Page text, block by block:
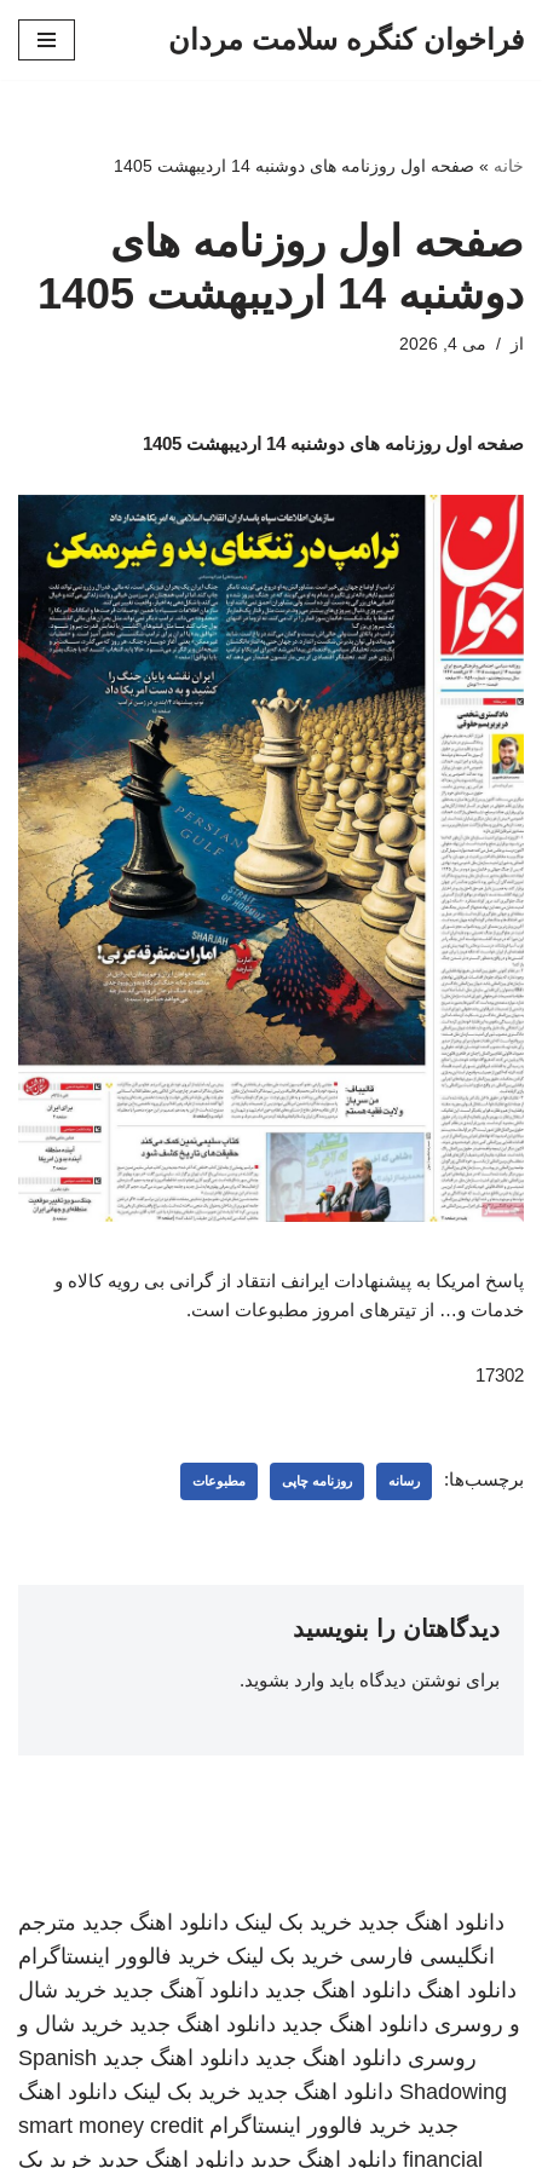
فراخوان کنگره سلامت مردان
خانه » صفحه اول روزنامه های دوشنبه 14 اردیبهشت 1405
صفحه اول روزنامه های
دوشنبه 14 اردیبهشت 1405
از می 4, 2026
صفحه اول روزنامه های دوشنبه 14 اردیبهشت 1405
پاسخ امریکا به پیشنهادات ایرانف انتقاد از گرانی بی رویه کالاه و
خدمات و… از تیترهای امروز مطبوعات است.
17302
برچسب‌ها: رسانه روزنامه چاپی مطبوعات
دیدگاهتان را بنویسید
برای نوشتن دیدگاه باید وارد بشوید.
دانلود اهنگ جدید خرید بک لینک دانلود اهنگ جدید مترجم
انگلیسی فارسی خرید بک لینک خرید فالوور اینستاگرام
دانلود اهنگ دانلود اهنگ جدید دانلود آهنگ جدید خرید شال
و روسری دانلود اهنگ جدید دانلود اهنگ جدید خرید شال و
روسری دانلود اهنگ جدید دانلود اهنگ جدید Spanish
Shadowing دانلود اهنگ جدید خرید بک لینک دانلود اهنگ
جدید خرید فالوور اینستاگرام smart money credit
financial دانلود اهنگ جدید دانلود اهنگ جدید خرید بک